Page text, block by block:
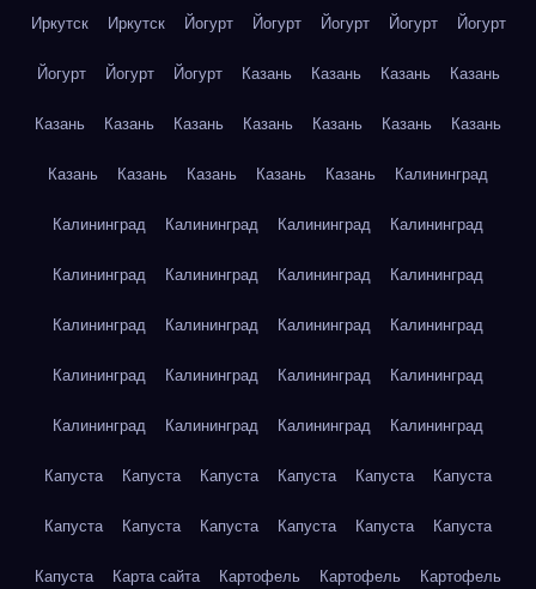
Иркутск Иркутск Йогурт Йогурт Йогурт Йогурт Йогурт
Йогурт Йогурт Йогурт Казань Казань Казань Казань
Казань Казань Казань Казань Казань Казань Казань
Казань Казань Казань Казань Казань Калининград
Калининград Калининград Калининград Калининград
Калининград Калининград Калининград Калининград
Калининград Калининград Калининград Калининград
Калининград Калининград Калининград Калининград
Калининград Калининград Калининград Калининград
Капуста Капуста Капуста Капуста Капуста Капуста
Капуста Капуста Капуста Капуста Капуста Капуста
Капуста Карта сайта Картофель Картофель Картофель